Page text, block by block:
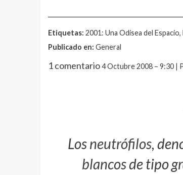
Etiquetas: 2001: Una Odisea del
Publicado en: General
1 comentario4 Octubre 2008 – 9:30 |
Losneutrófilos,
blancosde tipo